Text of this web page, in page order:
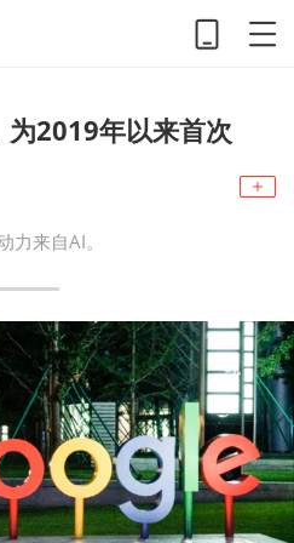
2019年以来首次
力来自AI。